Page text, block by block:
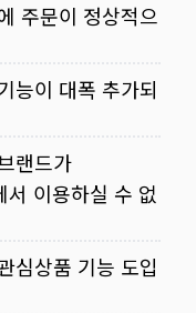
주문이 정상적으
능이 대폭 추가되
랜드가
서 이용하실 수 없
심상품 기능 도입